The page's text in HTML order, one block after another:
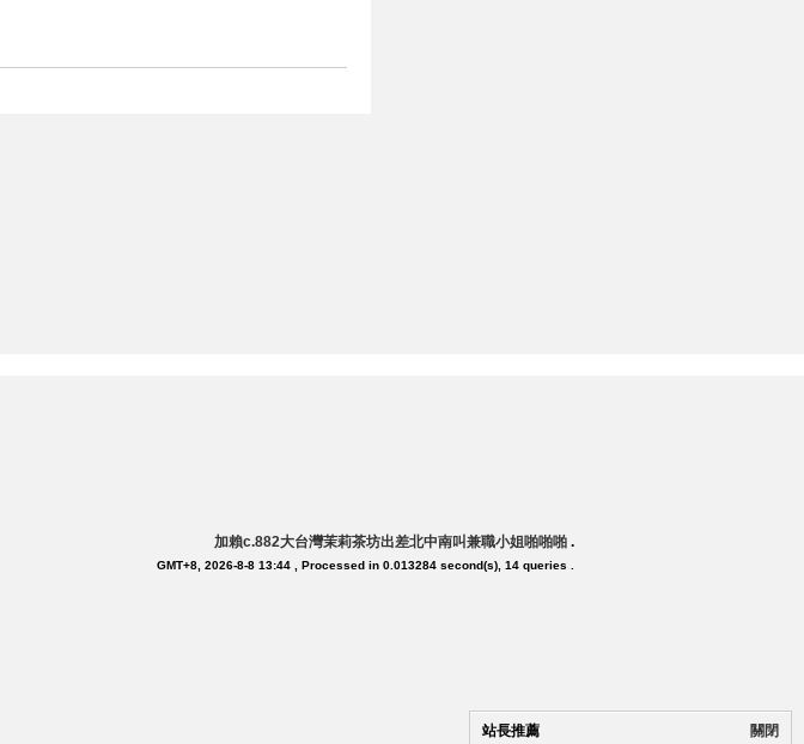
關閉
站長推薦
加賴c.882大台灣茉莉茶坊出差北中南叫兼職小姐啪啪啪 .
GMT+8, 2026-8-8 13:44 , Processed in 0.013284 second(s), 14 queries .